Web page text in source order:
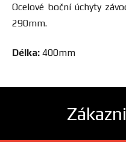
Ocelové boční úchyty
290mm.
Délka: 400mm